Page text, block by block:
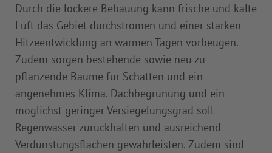
Durch die lockere Bebauung kann frische und kalte
Luft das Gebiet durchströmen und einer starken
Hitzeentwicklung an warmen Tagen vorbeugen.
Zudem sorgen bestehende sowie neu zu
pflanzende Bäume für Schatten und ein
angenehmes Klima. Dachbegrünung und ein
möglichst geringer Versiegelungsgrad soll
Regenwasser zurückhalten und ausreichend
Verdunstungsflächen gewährleisten. Zudem sind